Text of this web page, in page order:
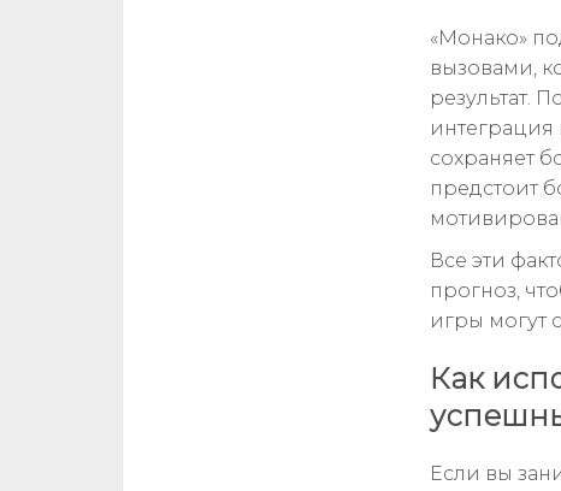
«Монако»
вызовами,
результат.
интеграция
сохраняет
предстоит
Все эти
прогноз,
игры могут
Как
Если вы